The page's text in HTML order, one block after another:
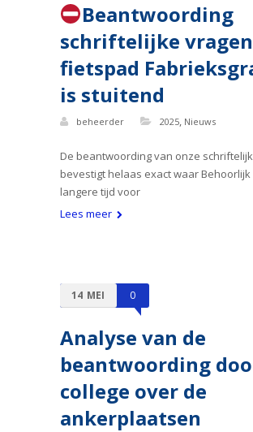
Beantwoording
schriftelijke
fietspad
is stuitend
beheerder 2025, Nieuws
De beantwoording van onze
bevestigt helaas exact waar Behoorlijk
langere tijd voor
Lees meer
14 MEI 0
Analyse van de
beantwoording
college over de
ankerplaatsen